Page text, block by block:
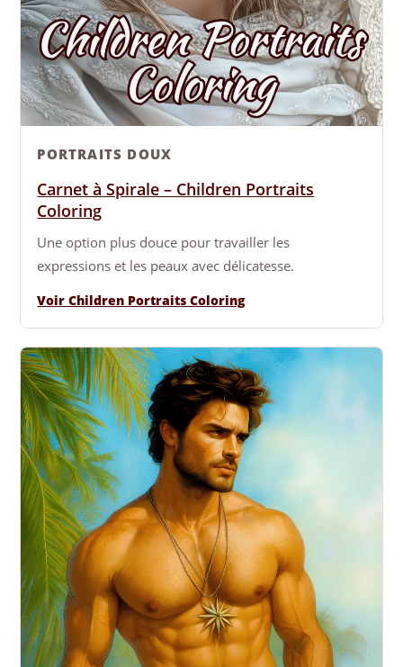
PORTRAITS DOUX
Carnet à Spirale – Children Portraits
Coloring
Une option plus douce pour travailler les
expressions et les peaux avec délicatesse.
Voir Children Portraits Coloring